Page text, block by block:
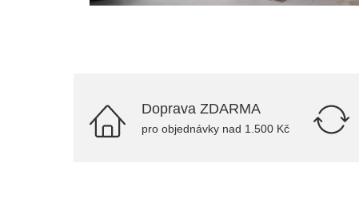
Doprava ZDARMA
pro objednávky nad 1.500 Kč